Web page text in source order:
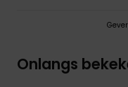
Onlangs